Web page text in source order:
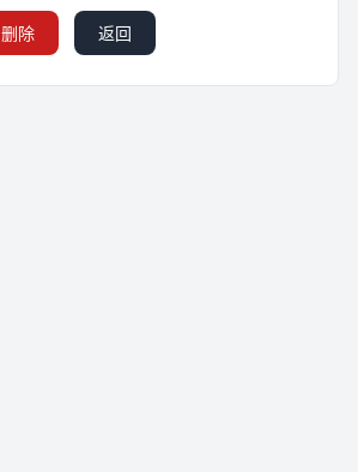
删除 返回